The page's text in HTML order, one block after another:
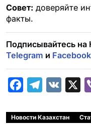
Совет: доверяйте
факты.
Подписывайтесь на
Telegram и Facebook
c
l
Новости Казахстан